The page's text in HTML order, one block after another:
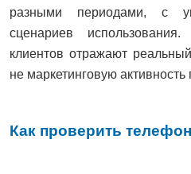
разными периодами, с
сценариев
клиентов отражают
не маркетинговую активность
Как проверить